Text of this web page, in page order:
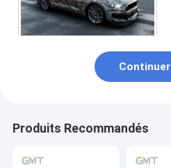
Continuer
Produits Recommandés